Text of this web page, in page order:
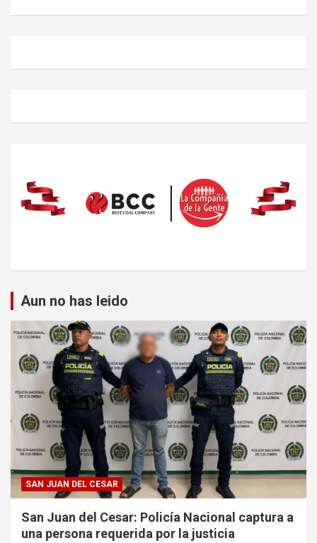
Aun no has leido
SAN JUAN DEL CESAR
San Juan del Cesar: Policía Nacional captura a
una persona requerida por la justicia